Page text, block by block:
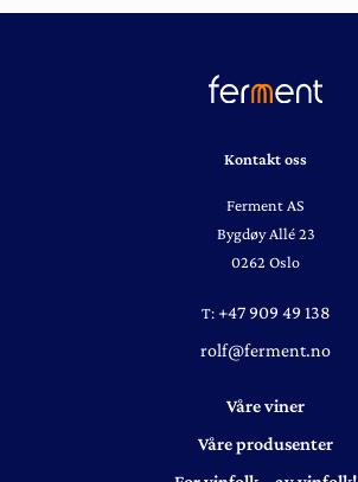
Kontakt oss
Ferment AS
Bygdøy Allé 23
0262 Oslo
T: +47 909 49 138
rolf@ferment.no
Våre viner
Våre produsenter